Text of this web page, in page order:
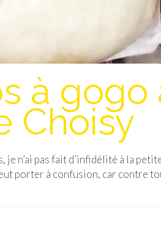
à gogo
Choisy
je n’ai pas fait d’infidélité à la
porter à confusion, car contre